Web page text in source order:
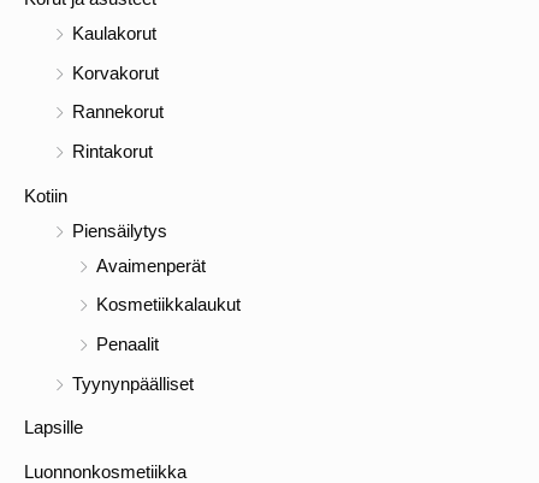
Kaulakorut
Korvakorut
Rannekorut
Rintakorut
Kotiin
Piensäilytys
Avaimenperät
Kosmetiikkalaukut
Penaalit
Tyynynpäälliset
Lapsille
Luonnonkosmetiikka